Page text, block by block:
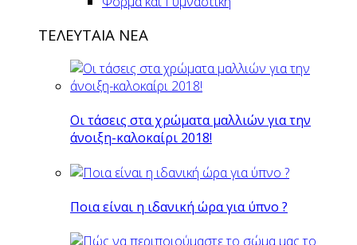
ΤΕΛΕΥΤΑΙΑ ΝΕΑ
Οι τάσεις στα χρώματα μαλλιών για την
άνοιξη-καλοκαίρι 2018!
Ποια είναι η ιδανική ώρα για ύπνο ?